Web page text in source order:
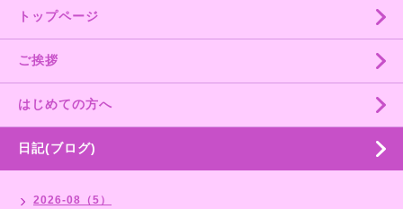
トップページ
ご挨拶
はじめての方へ
日記(ブログ)
2026-08（5）